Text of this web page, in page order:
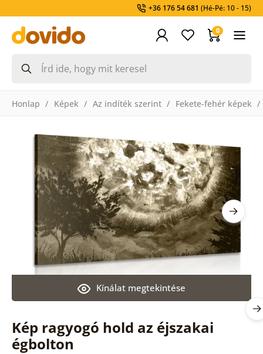
+36 176 54 681 (Hé-Pé: 10 - 15)
0
Honlap Képek Az indíték szerint Fekete-fehér képek
Kép ragyogó hold az éjszakai
égbolton
Kínálat megtekintése